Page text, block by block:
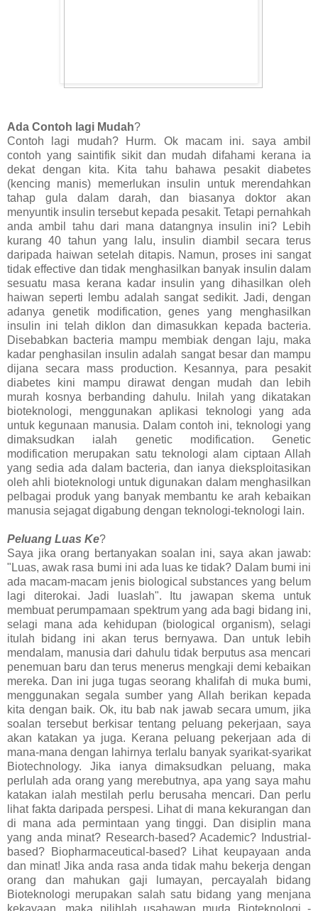
Ada Contoh lagi Mudah?
Contoh lagi mudah? Hurm. Ok macam ini. saya ambil
contoh yang saintifik sikit dan mudah difahami kerana ia
dekat dengan kita. Kita tahu bahawa pesakit diabetes
(kencing manis) memerlukan insulin untuk merendahkan
tahap gula dalam darah, dan biasanya doktor akan
menyuntik insulin tersebut kepada pesakit. Tetapi pernahkah
anda ambil tahu dari mana datangnya insulin ini? Lebih
kurang 40 tahun yang lalu, insulin diambil secara terus
daripada haiwan setelah ditapis. Namun, proses ini sangat
tidak effective dan tidak menghasilkan banyak insulin dalam
sesuatu masa kerana kadar insulin yang dihasilkan oleh
haiwan seperti lembu adalah sangat sedikit. Jadi, dengan
adanya genetik modification, genes yang menghasilkan
insulin ini telah diklon dan dimasukkan kepada bacteria.
Disebabkan bacteria mampu membiak dengan laju, maka
kadar penghasilan insulin adalah sangat besar dan mampu
dijana secara mass production. Kesannya, para pesakit
diabetes kini mampu dirawat dengan mudah dan lebih
murah kosnya berbanding dahulu. Inilah yang dikatakan
bioteknologi, menggunakan aplikasi teknologi yang ada
untuk kegunaan manusia. Dalam contoh ini, teknologi yang
dimaksudkan ialah genetic modification. Genetic
modification merupakan satu teknologi alam ciptaan Allah
yang sedia ada dalam bacteria, dan ianya dieksploitasikan
oleh ahli bioteknologi untuk digunakan dalam menghasilkan
pelbagai produk yang banyak membantu ke arah kebaikan
manusia sejagat digabung dengan teknologi-teknologi lain.
Peluang Luas Ke?
Saya jika orang bertanyakan soalan ini, saya akan jawab:
"Luas, awak rasa bumi ini ada luas ke tidak? Dalam bumi ini
ada macam-macam jenis biological substances yang belum
lagi diterokai. Jadi luaslah". Itu jawapan skema untuk
membuat perumpamaan spektrum yang ada bagi bidang ini,
selagi mana ada kehidupan (biological organism), selagi
itulah bidang ini akan terus bernyawa. Dan untuk lebih
mendalam, manusia dari dahulu tidak berputus asa mencari
penemuan baru dan terus menerus mengkaji demi kebaikan
mereka. Dan ini juga tugas seorang khalifah di muka bumi,
menggunakan segala sumber yang Allah berikan kepada
kita dengan baik. Ok, itu bab nak jawab secara umum, jika
soalan tersebut berkisar tentang peluang pekerjaan, saya
akan katakan ya juga. Kerana peluang pekerjaan ada di
mana-mana dengan lahirnya terlalu banyak syarikat-syarikat
Biotechnology. Jika ianya dimaksudkan peluang, maka
perlulah ada orang yang merebutnya, apa yang saya mahu
katakan ialah mestilah perlu berusaha mencari. Dan perlu
lihat fakta daripada perspesi. Lihat di mana kekurangan dan
di mana ada permintaan yang tinggi. Dan disiplin mana
yang anda minat? Research-based? Academic? Industrial-
based? Biopharmaceutical-based? Lihat keupayaan anda
dan minat! Jika anda rasa anda tidak mahu bekerja dengan
orang dan mahukan gaji lumayan, percayalah bidang
Bioteknologi merupakan salah satu bidang yang menjana
kekayaan, maka pilihlah usahawan muda Bioteknologi -